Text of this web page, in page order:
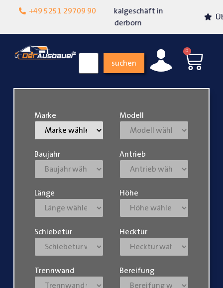
+49 5251 29709 90
Lokalgeschäft in
Über 15 Jahre Erfahrung
suchen
0
Marke Modell
Baujahr Antrieb
Länge Höhe
Schiebetür Hecktür
Trennwand Bereifung